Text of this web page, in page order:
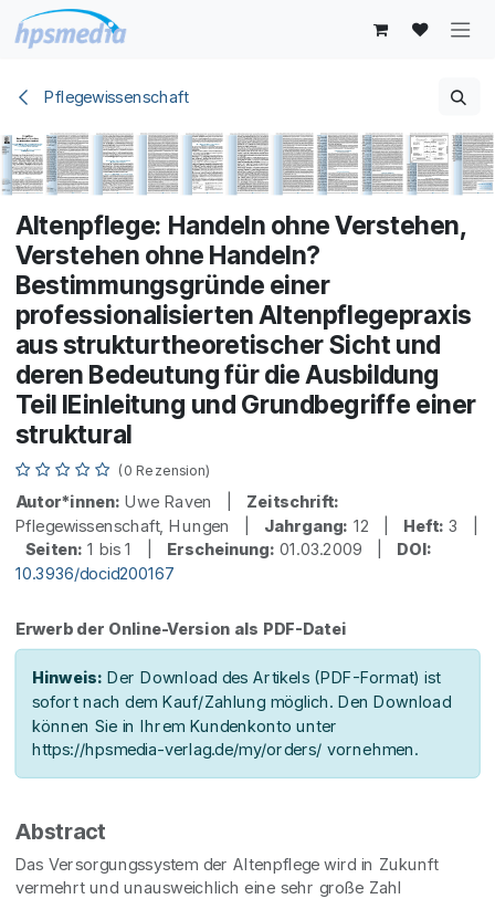
Zum Inhalt springen
Pflegewissenschaft
Altenpflege: Handeln ohne Verstehen,
Verstehen ohne Handeln?
Bestimmungsgründe einer
professionalisierten Altenpflegepraxis
aus strukturtheoretischer Sicht und
deren Bedeutung für die Ausbildung
Teil IEinleitung und Grundbegriffe einer
struktural
(0 Rezension)
Autor*innen: Uwe Raven | Zeitschrift:
Pflegewissenschaft, Hungen | Jahrgang: 12 | Heft: 3 |
Seiten: 1 bis 1 | Erscheinung: 01.03.2009 | DOI:
10.3936/docid200167
Erwerb der Online-Version als PDF-Datei
Hinweis: Der Download des Artikels (PDF-Format) ist
sofort nach dem Kauf/Zahlung möglich. Den Download
können Sie in Ihrem Kundenkonto unter
https://hpsmedia-verlag.de/my/orders/ vornehmen.
Abstract
Das Versorgungssystem der Altenpflege wird in Zukunft
vermehrt und unausweichlich eine sehr große Zahl